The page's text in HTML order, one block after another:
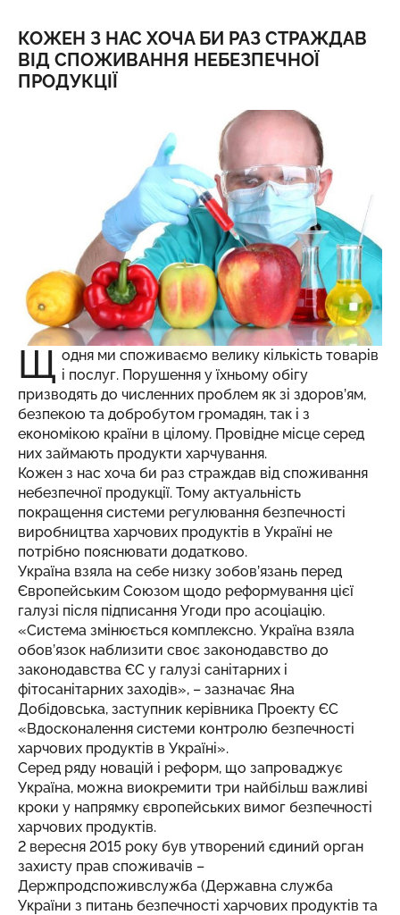
КОЖЕН З НАС ХОЧА БИ РАЗ СТРАЖДАВ
ВІД СПОЖИВАННЯ НЕБЕЗПЕЧНОЇ
ПРОДУКЦІЇ
Щ одня ми споживаємо велику кількість товарів
і послуг. Порушення у їхньому обігу
призводять до численних проблем як зі здоров’ям,
безпекою та добробутом громадян, так і з
економікою країни в цілому. Провідне місце серед
них займають продукти харчування.
Кожен з нас хоча би раз страждав від споживання
небезпечної продукції. Тому актуальність
покращення системи регулювання безпечності
виробництва харчових продуктів в Україні не
потрібно пояснювати додатково.
Україна взяла на себе низку зобов’язань перед
Європейським Союзом щодо реформування цієї
галузі після підписання Угоди про асоціацію.
«Система змінюється комплексно. Україна взяла
обов’язок наблизити своє законодавство до
законодавства ЄС у галузі санітарних і
фітосанітарних заходів», – зазначає Яна
Добідовська, заступник керівника Проекту ЄС
«Вдосконалення системи контролю безпечності
харчових продуктів в Україні».
Серед ряду новацій і реформ, що запроваджує
Україна, можна виокремити три найбільш важливі
кроки у напрямку європейських вимог безпечності
харчових продуктів.
2 вересня 2015 року був утворений єдиний орган
захисту прав споживачів –
Держпродспоживслужба (Державна служба
України з питань безпечності харчових продуктів та